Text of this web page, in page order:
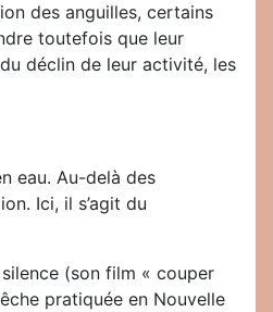
des anguilles, certains
toutefois que leur
déclin de leur activité, les
eau. Au-delà des
Ici, il s’agit du
(son film « couper
pratiquée en Nouvelle